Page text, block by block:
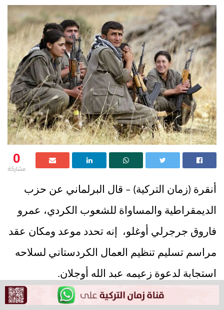
0
مشاركة
أنقرة (زمان التركية) – قال البرلماني عن حزب
الديمقراطية والمساواة للشعوب الكردي، عمرو
فاروق جرجرلي أوغلو، إنه تحدد موعد ومكان عقد
مراسم تسليم تنظيم العمال الكردستاني لسلاحه
استجابة لدعوة زعيمه عبد الله أوجلان.
وذكر جرجرلي أوغلو في تغريدة، أن مراسم